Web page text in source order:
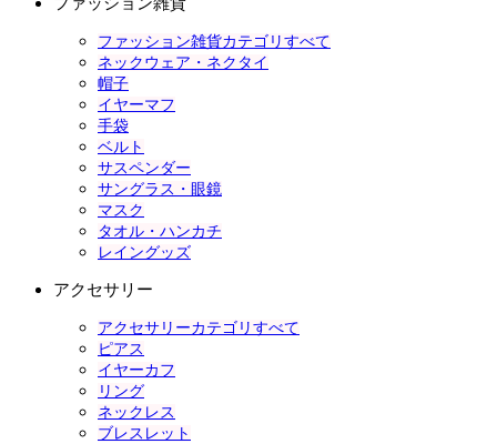
ファッション雑貨カテゴリすべて
ネックウェア・ネクタイ
帽子
イヤーマフ
手袋
ベルト
サスペンダー
サングラス・眼鏡
マスク
タオル・ハンカチ
レイングッズ
アクセサリー
アクセサリーカテゴリすべて
ピアス
イヤーカフ
リング
ネックレス
ブレスレット